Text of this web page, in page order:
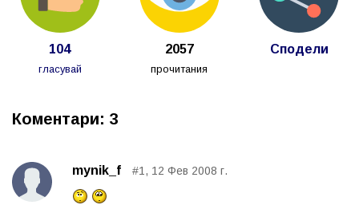
104
гласувай
2057
прочитания
Сподели
Коментари: 3
mynik_f #1, 12 Фев 2008 г.